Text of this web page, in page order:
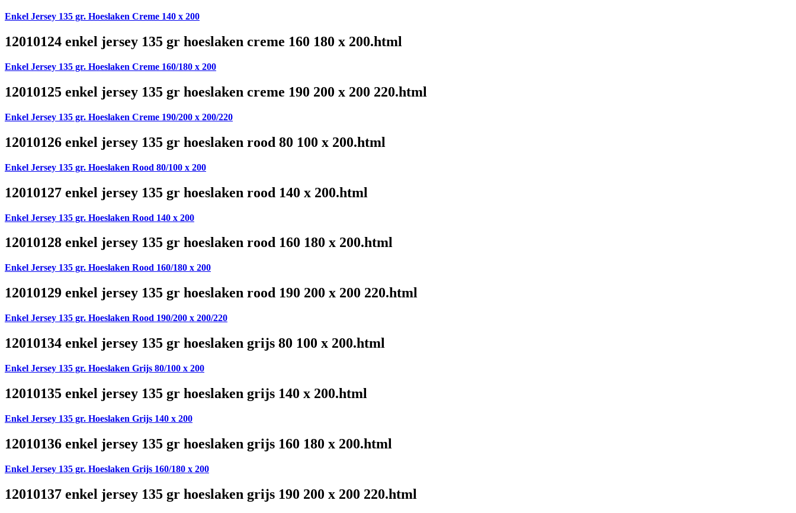
Enkel Jersey 135 gr. Hoeslaken Creme 140 x 200
12010124 enkel jersey 135 gr hoeslaken creme 160 180 x 200.html
Enkel Jersey 135 gr. Hoeslaken Creme 160/180 x 200
12010125 enkel jersey 135 gr hoeslaken creme 190 200 x 200 220.html
Enkel Jersey 135 gr. Hoeslaken Creme 190/200 x 200/220
12010126 enkel jersey 135 gr hoeslaken rood 80 100 x 200.html
Enkel Jersey 135 gr. Hoeslaken Rood 80/100 x 200
12010127 enkel jersey 135 gr hoeslaken rood 140 x 200.html
Enkel Jersey 135 gr. Hoeslaken Rood 140 x 200
12010128 enkel jersey 135 gr hoeslaken rood 160 180 x 200.html
Enkel Jersey 135 gr. Hoeslaken Rood 160/180 x 200
12010129 enkel jersey 135 gr hoeslaken rood 190 200 x 200 220.html
Enkel Jersey 135 gr. Hoeslaken Rood 190/200 x 200/220
12010134 enkel jersey 135 gr hoeslaken grijs 80 100 x 200.html
Enkel Jersey 135 gr. Hoeslaken Grijs 80/100 x 200
12010135 enkel jersey 135 gr hoeslaken grijs 140 x 200.html
Enkel Jersey 135 gr. Hoeslaken Grijs 140 x 200
12010136 enkel jersey 135 gr hoeslaken grijs 160 180 x 200.html
Enkel Jersey 135 gr. Hoeslaken Grijs 160/180 x 200
12010137 enkel jersey 135 gr hoeslaken grijs 190 200 x 200 220.html